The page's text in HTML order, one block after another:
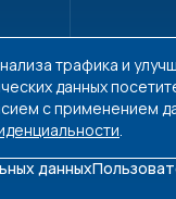
данных
трафика и
данных
с применением
.